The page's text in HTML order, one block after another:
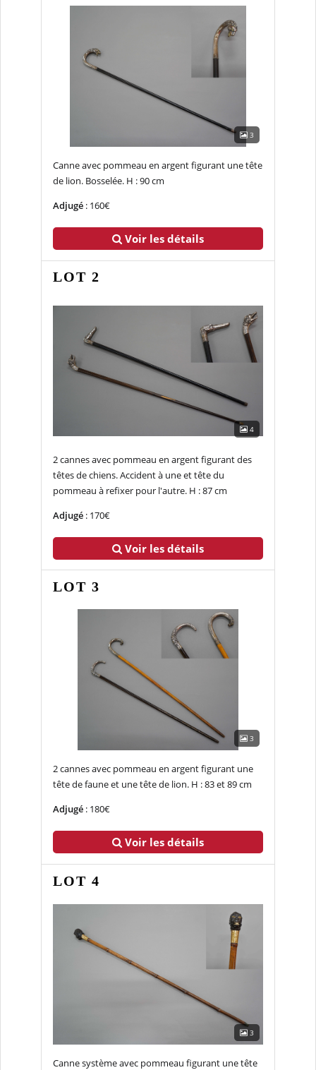
3
Canne avec pommeau en argent figurant une tête
de lion. Bosselée. H : 90 cm
Adjugé: 160€
Voir les détails
LOT 2
4
2 cannes avec pommeau en argent figurant des
têtes de chiens. Accident à une et tête du
pommeau à refixer pour l'autre. H : 87 cm
Adjugé: 170€
Voir les détails
LOT 3
3
2 cannes avec pommeau en argent figurant une
tête de faune et une tête de lion. H : 83 et 89 cm
Adjugé: 180€
Voir les détails
LOT 4
3
Canne système avec pommeau figurant une tête